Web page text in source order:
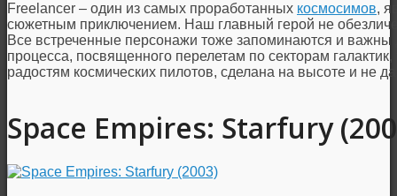
Freelancer – один из самых проработанных космосимов,
сюжетным приключением. Наш главный герой не
Все встреченные персонажи тоже запоминаются и важны
процесса, посвященного перелетам по секторам
радостям космических пилотов, сделана на высоте и не
Space Empires: Starfury